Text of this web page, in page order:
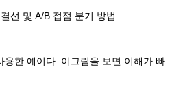
용한 예이다. 이그림을 보면 이해가 빠